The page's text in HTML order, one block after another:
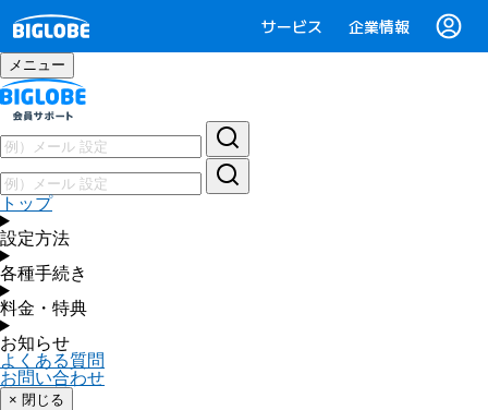
サービス 企業情報
メニュー
トップ
設定方法
各種手続き
料金・特典
お知らせ
よくある質問
お問い合わせ
× 閉じる